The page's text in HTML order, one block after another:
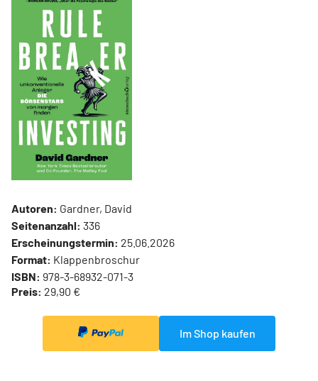
Autoren: Gardner, David
Seitenanzahl: 336
Erscheinungstermin: 25.06.2026
Format: Klappenbroschur
ISBN: 978-3-68932-071-3
Preis: 29,90 €
Im Shop kaufen